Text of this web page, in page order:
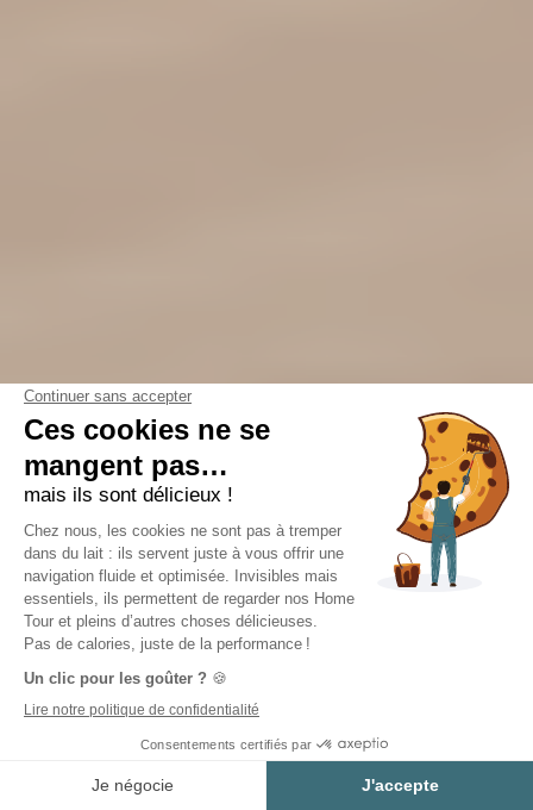
Estimer mon projet